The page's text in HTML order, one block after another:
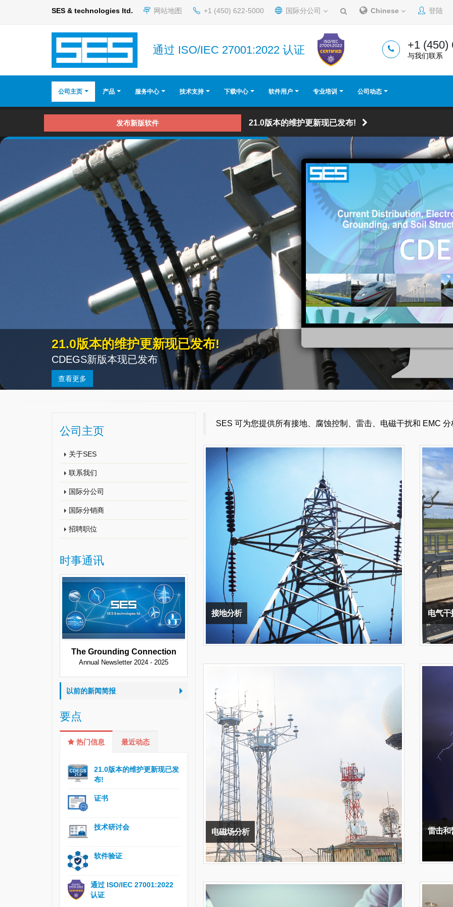
SES & technologies ltd. 网站地图 +1 (450) 622-5000 国际分公司 Chinese 登陆
通过 ISO/IEC 27001:2022 认证 +1 (450)
与我们联系
公司主页 产品 服务中心 技术支持 下载中心 软件用户 专业培训 公司动态
发布新版软件 21.0版本的维护更新现已发布!
21.0版本的维护更新现已发布!
CDEGS新版本现已发布
查看更多
公司主页
关于SES
联系我们
国际分公司
国际分销商
招聘职位
时事通讯
The Grounding Connection
Annual Newsletter 2024 - 2025
以前的新闻简报
要点
热门信息 最近动态
21.0版本的维护更新现已发
布!
证书
技术研讨会
软件验证
通过 ISO/IEC 27001:2022
认证
SES 可为您提供所有接地、腐蚀控制、雷击、电磁干扰和 EMC
接地分析 电气干
电磁场分析 雷击和